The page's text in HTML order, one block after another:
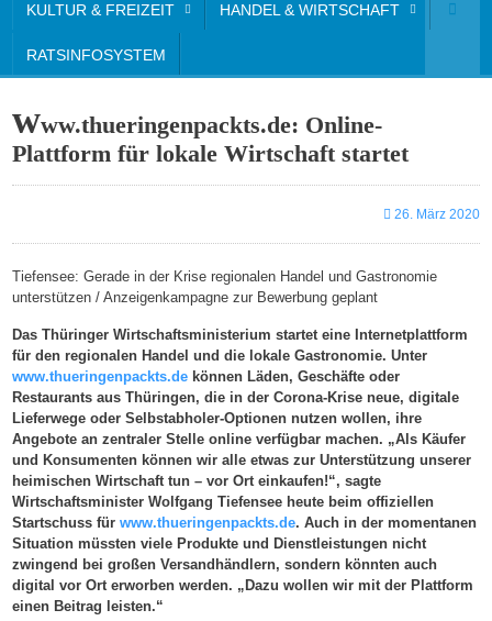
KULTUR & FREIZEIT HANDEL & WIRTSCHAFT
RATSINFOSYSTEM
www.thueringenpackts.de: Online-
Plattform für lokale Wirtschaft startet
26. März 2020
Tiefensee: Gerade in der Krise regionalen Handel und Gastronomie
unterstützen / Anzeigenkampagne zur Bewerbung geplant
Das Thüringer Wirtschaftsministerium startet eine Internetplattform
für den regionalen Handel und die lokale Gastronomie. Unter
www.thueringenpackts.de können Läden, Geschäfte oder
Restaurants aus Thüringen, die in der Corona-Krise neue, digitale
Lieferwege oder Selbstabholer-Optionen nutzen wollen, ihre
Angebote an zentraler Stelle online verfügbar machen. „Als Käufer
und Konsumenten können wir alle etwas zur Unterstützung unserer
heimischen Wirtschaft tun – vor Ort einkaufen!“, sagte
Wirtschaftsminister Wolfgang Tiefensee heute beim offiziellen
Startschuss fürwww.thueringenpackts.de. Auch in der momentanen
Situation müssten viele Produkte und Dienstleistungen nicht
zwingend bei großen Versandhändlern, sondern könnten auch
digital vor Ort erworben werden. „Dazu wollen wir mit der Plattform
einen Beitrag leisten.“